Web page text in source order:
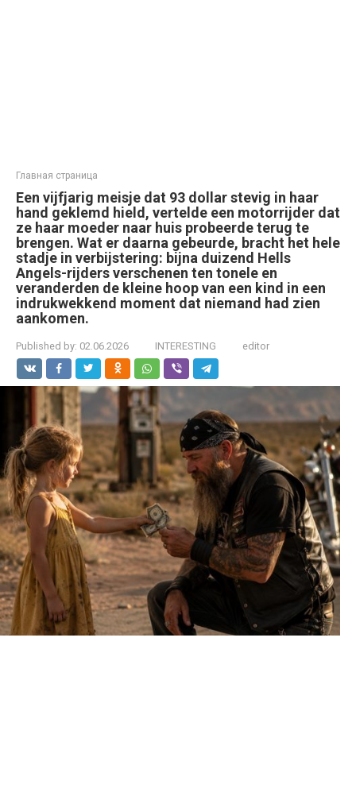
Главная страница
Een vijfjarig meisje dat 93 dollar stevig in haar
hand geklemd hield, vertelde een motorrijder dat
ze haar moeder naar huis probeerde terug te
brengen. Wat er daarna gebeurde, bracht het hele
stadje in verbijstering: bijna duizend Hells
Angels-rijders verschenen ten tonele en
veranderden de kleine hoop van een kind in een
indrukwekkend moment dat niemand had zien
aankomen.
Published by: 02.06.2026 INTERESTING editor